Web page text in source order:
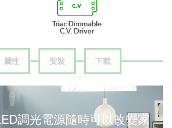
屬性 安裝 下載
調光電源隨時可以改變家